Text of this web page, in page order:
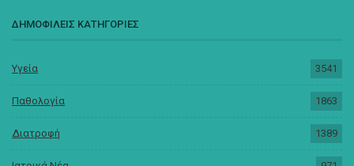
ΔΗΜΟΦΙΛΕΙΣ ΚΑΤΗΓΟΡΙΕΣ
Υγεία 3541
Παθολογία 1863
Διατροφή 1389